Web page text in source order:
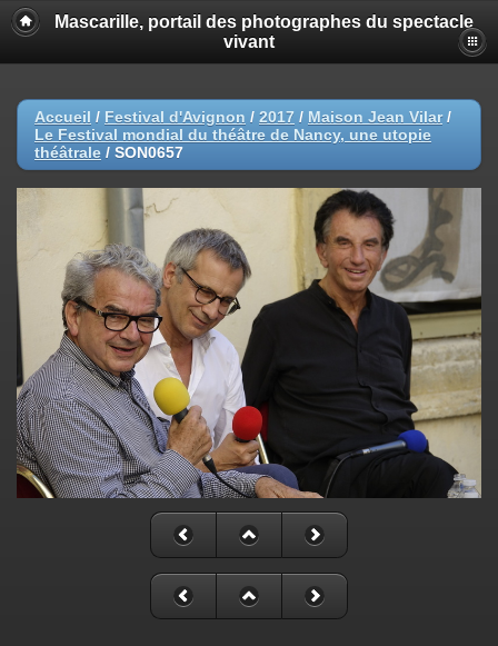
Mascarille, portail des photographes du spectacle
vivant
Accueil / Festival d'Avignon / 2017 / Maison Jean Vilar/
Le Festival mondial du théâtre de Nancy, une utopie
théâtrale / SON0657